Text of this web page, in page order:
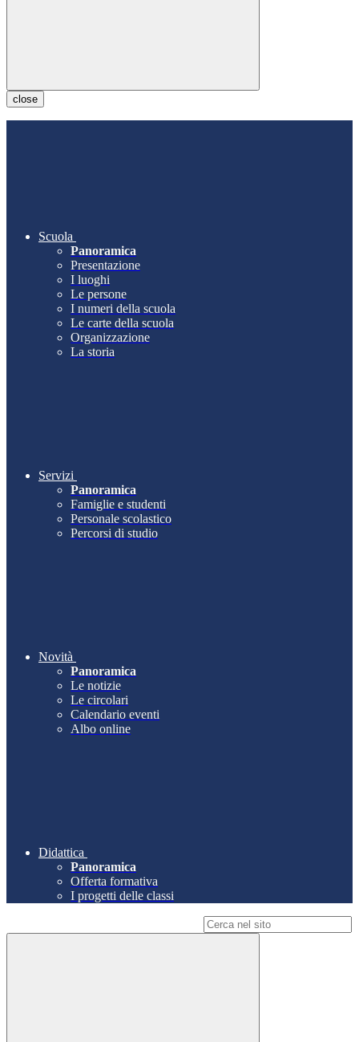
close
Scuola
Panoramica
Presentazione
I luoghi
Le persone
I numeri della scuola
Le carte della scuola
Organizzazione
La storia
Servizi
Panoramica
Famiglie e studenti
Personale scolastico
Percorsi di studio
Novità
Panoramica
Le notizie
Le circolari
Calendario eventi
Albo online
Didattica
Panoramica
Offerta formativa
I progetti delle classi